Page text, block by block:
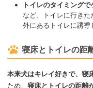
トイレのタイミング
など、トイレに行き
外にあるトイレに誘導
寝床とトイレの距
本来犬はキレイ好きで、寝
ため、 寝床とトイレの距離